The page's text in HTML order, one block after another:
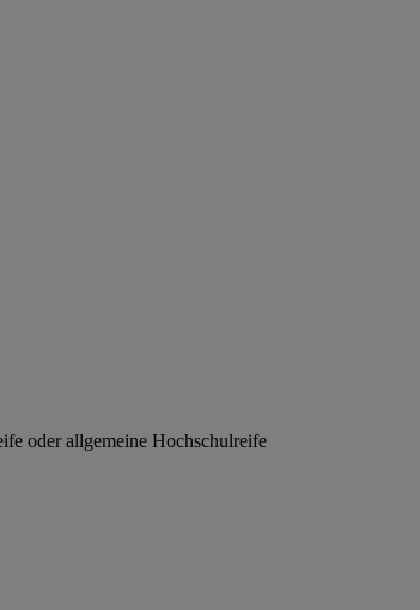
oder allgemeine Hochschulreife